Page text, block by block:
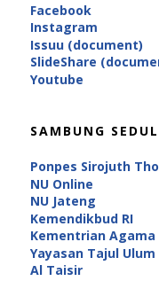
Facebook
Instagram
Issuu (document)
SlideShare
Youtube
SAMBUNG
Ponpes Sirojuth
NU Online
NU Jateng
Kemendikbud RI
Kementrian Agama
Yayasan Tajul Ulum
Al Taisir